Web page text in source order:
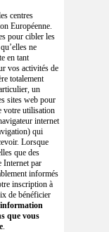
centres
Européenne.
pour cibler les
ne
en tant
vos activités de
totalement
un
sites web pour
votre utilisation
internet
qui
Lorsque
que des
Internet par
informés
inscription à
de bénéficier
que vous
.